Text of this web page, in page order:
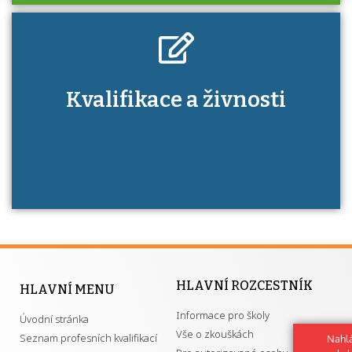
Kdo je to autorizovaná osoba a jaké výhody
má získání autorizace?
Kvalifikace a živnosti
HLAVNÍ MENU
Úvodní stránka
Seznam profesních kvalifikací
HLAVNÍ ROZCESTNÍK
Informace pro školy
Vše o zkouškách